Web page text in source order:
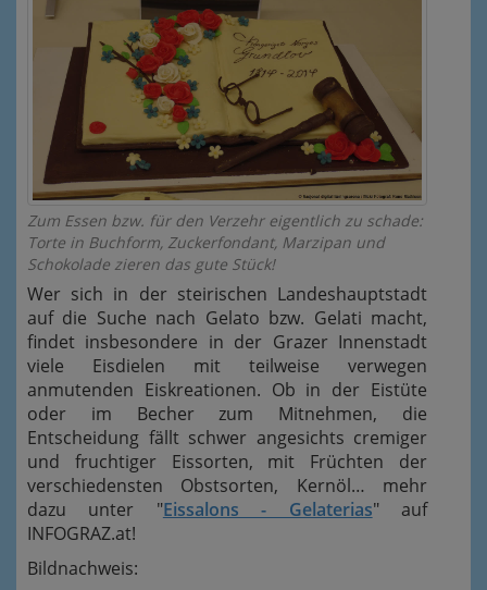
Zum Essen bzw. für den Verzehr eigentlich zu schade:
Torte in Buchform, Zuckerfondant, Marzipan und
Schokolade zieren das gute Stück!
Wer sich in der steirischen Landeshauptstadt
auf die Suche nach Gelato bzw. Gelati macht,
findet insbesondere in der Grazer Innenstadt
viele Eisdielen mit teilweise verwegen
anmutenden Eiskreationen. Ob in der Eistüte
oder im Becher zum Mitnehmen, die
Entscheidung fällt schwer angesichts cremiger
und fruchtiger Eissorten, mit Früchten der
verschiedensten Obstsorten, Kernöl… mehr
dazu unter "Eissalons - Gelaterias" auf
INFOGRAZ.at!
Bildnachweis: